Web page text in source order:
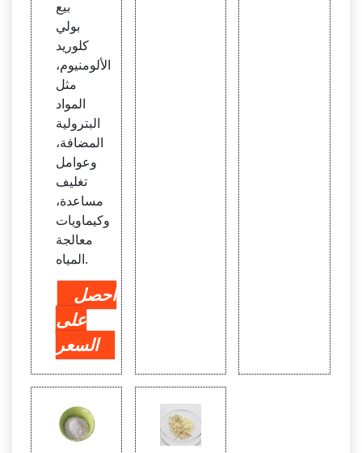
بيع
بولي
كلوريد
الألومنيوم،
مثل
المواد
البترولية
المضافة،
وعوامل
تغليف
مساعدة،
وكيماويات
معالجة
المياه.
احصل
على
السعر